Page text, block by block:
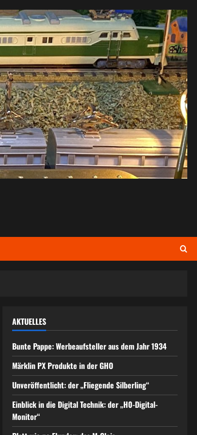
AKTUELLES
Bunte Pappe: Werbeaufsteller aus dem Jahr 1934
Märklin PX Produkte in der GHO
Unveröffentlicht: der „Fliegende Silberling“
Einblick in die Digital Technik: der „H0-Digital-
Monitor“